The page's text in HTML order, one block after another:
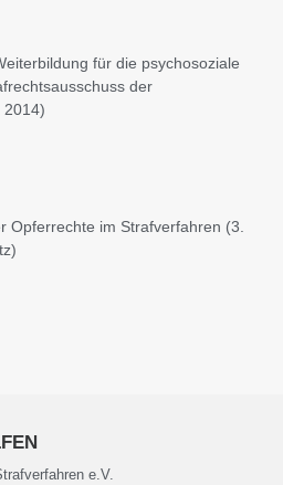
für die psychosoziale
der
2014)
Opferrechte im Strafverfahren (3.
e.V.